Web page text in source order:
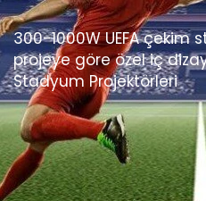
300-1000W UEFA çekim
projeye göre özel iç
Stadyum Projektörleri